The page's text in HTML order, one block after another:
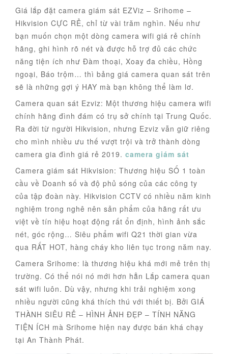
Giá lắp đặt camera giám sát EZViz – Srihome –
Hikvision CỰC RẺ, chỉ từ vài trăm nghìn. Nếu như
bạn muốn chọn một dòng camera wifi giá rẻ chính
hãng, ghi hình rõ nét và được hỗ trợ đủ các chức
năng tiện ích như Đàm thoại, Xoay đa chiều, Hồng
ngoại, Báo trộm… thì bảng giá camera quan sát trên
sẽ là những gợi ý HAY mà bạn không thể làm lơ.
Camera quan sát Ezviz: Một thương hiệu camera wifi
chính hãng đình đám có trụ sở chính tại Trung Quốc.
Ra đời từ người Hikvision, nhưng Ezviz vẫn giữ riêng
cho mình nhiều ưu thế vượt trội và trở thành dòng
camera gia đình giá rẻ 2019. camera giám sát
Camera giám sát Hikvision: Thương hiệu SỐ 1 toàn
cầu về Doanh số và độ phủ sóng của các công ty
của tập đoàn này. Hikvision CCTV có nhiều năm kinh
nghiệm trong nghê nên sản phẩm của hãng rất ưu
việt về tín hiệu hoạt động rất ổn định, hình ảnh sắc
nét, góc rộng… Siêu phẩm wifi Q21 thời gian vừa
qua RẤT HOT, hàng cháy kho liên tục trong năm nay.
Camera Srihome: là thương hiệu khá mới mẻ trên thị
trường. Có thể nói nó mới hơn hẳn Lắp camera quan
sát wifi luôn. Dù vậy, nhưng khi trải nghiệm xong
nhiều người cũng khá thích thú với thiết bị. Bởi GIÁ
THÀNH SIÊU RẺ – HÌNH ẢNH ĐẸP – TÍNH NĂNG
TIỆN ÍCH mà Srihome hiện nay được bán khá chạy
tại An Thành Phát.